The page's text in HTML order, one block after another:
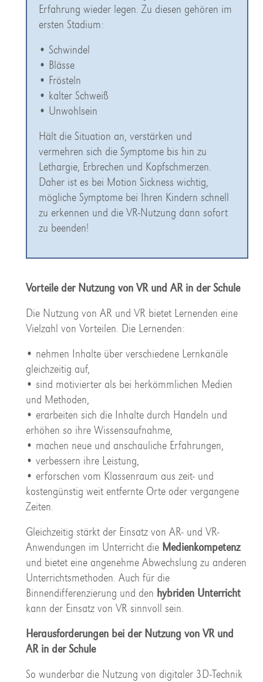
Erfahrung wieder legen. Zu diesen gehören im
ersten Stadium:
• Schwindel
• Blässe
• Frösteln
• kalter Schweiß
• Unwohlsein
Hält die Situation an, verstärken und
vermehren sich die Symptome bis hin zu
Lethargie, Erbrechen und Kopfschmerzen.
Daher ist es bei Motion Sickness wichtig,
mögliche Symptome bei Ihren Kindern schnell
zu erkennen und die VR-Nutzung dann sofort
zu beenden!
Vorteile der Nutzung von VR und AR in der Schule
Die Nutzung von AR und VR bietet Lernenden eine
Vielzahl von Vorteilen. Die Lernenden:
• nehmen Inhalte über verschiedene Lernkanäle
gleichzeitig auf,
• sind motivierter als bei herkömmlichen Medien
und Methoden,
• erarbeiten sich die Inhalte durch Handeln und
erhöhen so ihre Wissensaufnahme,
• machen neue und anschauliche Erfahrungen,
• verbessern ihre Leistung,
• erforschen vom Klassenraum aus zeit- und
kostengünstig weit entfernte Orte oder vergangene
Zeiten.
Gleichzeitig stärkt der Einsatz von AR- und VR-
Anwendungen im Unterricht die Medienkompetenz
und bietet eine angenehme Abwechslung zu anderen
Unterrichtsmethoden. Auch für die
Binnendifferenzierung und den hybriden Unterricht
kann der Einsatz von VR sinnvoll sein.
Herausforderungen bei der Nutzung von VR und
AR in der Schule
So wunderbar die Nutzung von digitaler 3D-Technik